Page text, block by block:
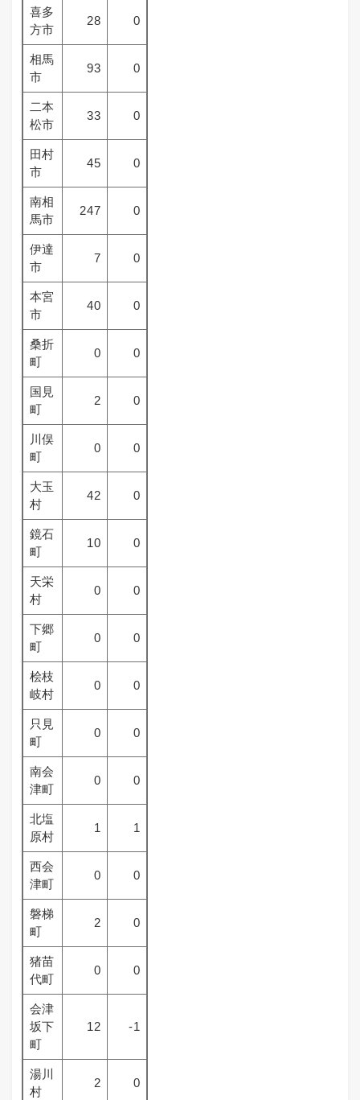
喜多
方市
28 0
相馬
市
93 0
二本
松市
33 0
田村
市
45 0
南相
馬市
247 0
伊達
市
7 0
本宮
市
40 0
桑折
町
0 0
国見
町
2 0
川俣
町
0 0
大玉
村
42 0
鏡石
町
10 0
天栄
村
0 0
下郷
町
0 0
桧枝
岐村
0 0
只見
町
0 0
南会
津町
0 0
北塩
原村
1 1
西会
津町
0 0
磐梯
町
2 0
猪苗
代町
0 0
会津
坂下
町
12 -1
湯川
村
2 0